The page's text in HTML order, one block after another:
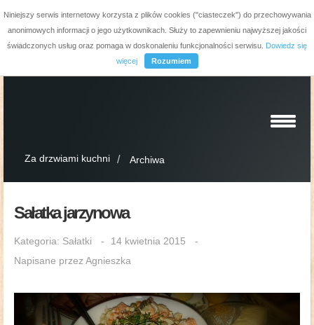
Za drzwiami kuchni Archiwa
Sałatka jarzynowa
Kategoria: Sałatki
14 kwietnia 2015
Napisane przezAgnieszka
Niniejszy serwis internetowy korzysta z plików cookies ("ciasteczek") do przechowywania
anonimowych informacji o jego użytkownikach. Służy to zapewnieniu najwyższej jakości
świadczonych usług oraz pomaga w doskonaleniu funkcjonalności serwisu. Dowiedz się
więcej
Rozumiem